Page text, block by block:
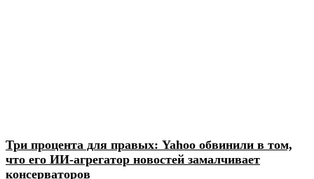
Три процента для правых: Yahoo обвинили в том,
что его ИИ-агрегатор новостей замалчивает
консерваторов